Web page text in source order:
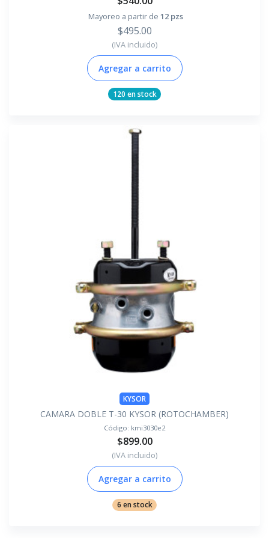
Mayoreo a partir de 12 pzs
$495.00
(IVA incluido)
Agregar a carrito
120 en stock
KYSOR
CAMARA DOBLE T-30 KYSOR (ROTOCHAMBER)
Código: kmi3030e2
$899.00
(IVA incluido)
Agregar a carrito
6 en stock